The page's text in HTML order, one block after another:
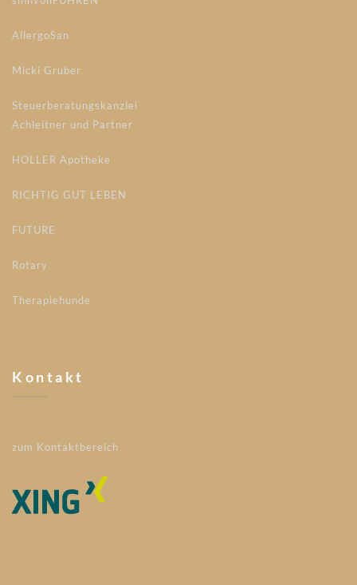
AllergoSan
Micki Gruber
Steuerberatungskanzlei
Achleitner und Partner
HOLLER Apotheke
RICHTIG GUT LEBEN
FUTURE
Rotary
Therapiehunde
Kontakt
zum Kontaktbereich